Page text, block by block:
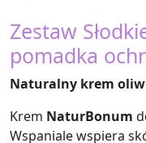
Zestaw
pomadka
Naturalny krem
Krem NaturBonum
Wspaniale wspiera